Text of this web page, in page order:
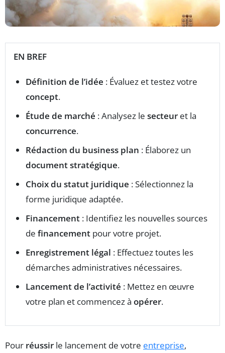
EN BREF
Définition de l’idée : Évaluez et testez votre
concept.
Étude de marché : Analysez le secteur et la
concurrence.
Rédaction du business plan : Élaborez un
document stratégique.
Choix du statut juridique : Sélectionnez la
forme juridique adaptée.
Financement : Identifiez les nouvelles sources
de financement pour votre projet.
Enregistrement légal : Effectuez toutes les
démarches administratives nécessaires.
Lancement de l’activité : Mettez en œuvre
votre plan et commencez à opérer.
Pour réussir le lancement de votre entreprise,